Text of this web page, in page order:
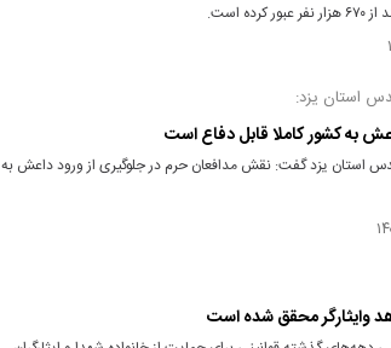
است.
استان یزد:
به کشور کاملا قابل دفاع است
استان یزد گفت: نقش مدافعان حرم در جلوگیری از ورود داعش به